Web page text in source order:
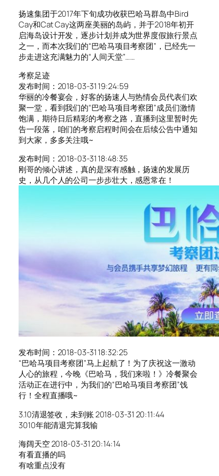
扬速集团于2017年下旬成功收获巴哈马群岛中Bird
Cay和Cat Cay这两座美丽的岛屿，并于2018年初开
启海岛设计开发，逐步计划并成为世界度假旅行景点
之一，而本次我们的“巴哈马项目考察团”，已经先一
步走进这充满魅力的“人间天堂”……
考察足迹
发布时间：2018-03-31 19:24:59
华丽的冷餐宴会，好客的扬速人与热情会员代表们欢
聚一堂，看到我们的“巴哈马项目考察团”成员们激情
饱满，期待日后精彩的考察之路，直播到这里暂时先
告一段落，咱们的考察启程时间会在后续公告中通知
到大家，多多关注哦~
发布时间：2018-03-31 18:48:35
刚哥的倾心讲述，真的是深有感触，扬速的发展历
史，从几个人的公司一步步壮大，感恩常在！
发布时间：2018-03-31 18:32:25
“巴哈马项目考察团”马上起航了！为了庆祝这一激动
人心的旅程，今晚《巴哈马，我们来啦！》冷餐聚会
活动正在进行中，为我们的“巴哈马项目考察团”饯
行！全程直播哦~
3.10清退签收，未到账 2018-03-31 20:11:44
3010年能清退完算我输
海阔天空 2018-03-31 20:14:14
有看直播的吗
有啥重点没有